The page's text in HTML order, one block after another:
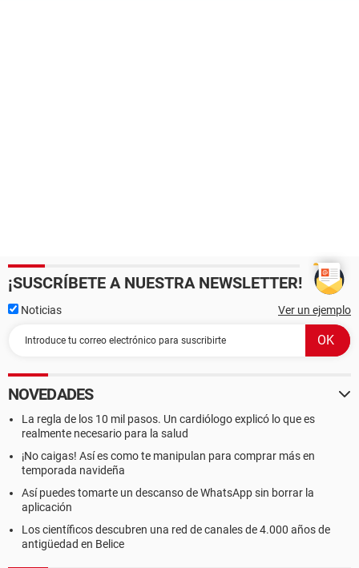
¡SUSCRÍBETE A NUESTRA NEWSLETTER!
Noticias Ver un ejemplo
NOVEDADES
La regla de los 10 mil pasos. Un cardiólogo explicó lo que es
realmente necesario para la salud
¡No caigas! Así es como te manipulan para comprar más en
temporada navideña
Así puedes tomarte un descanso de WhatsApp sin borrar la
aplicación
Los científicos descubren una red de canales de 4.000 años de
antigüedad en Belice